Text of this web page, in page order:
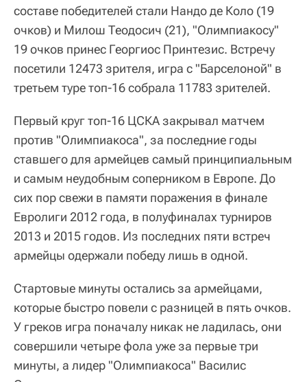
составе победителей стали Нандо де Коло (19
очков) и Милош Теодосич (21), "Олимпиакосу"
19 очков принес Георгиос Принтезис. Встречу
посетили 12473 зрителя, игра с "Барселоной" в
третьем туре топ-16 собрала 11783 зрителей.
Первый круг топ-16 ЦСКА закрывал матчем
против "Олимпиакоса", за последние годы
ставшего для армейцев самый принципиальным
и самым неудобным соперником в Европе. До
сих пор свежи в памяти поражения в финале
Евролиги 2012 года, в полуфиналах турниров
2013 и 2015 годов. Из последних пяти встреч
армейцы одержали победу лишь в одной.
Стартовые минуты остались за армейцами,
которые быстро повели с разницей в пять очков.
У греков игра поначалу никак не ладилась, они
совершили четыре фола уже за первые три
минуты, а лидер "Олимпиакоса" Василис